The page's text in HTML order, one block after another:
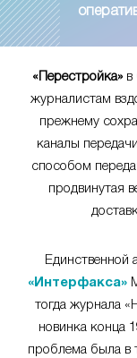
«Перестройка»в
журналистам
прежнему
каналы
способом
продвинутая
Единственной
«Интерфакса»
тогда журнала
новинка конца
проблема была в